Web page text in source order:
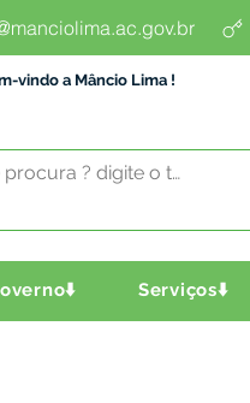
vindo a Mâncio Lima !
Serviços⬇️